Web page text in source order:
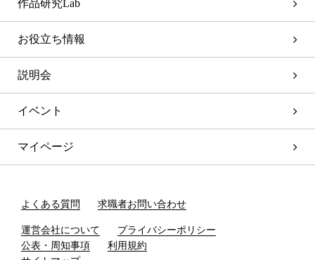
作品研究Lab
お役立ち情報
説明会
イベント
マイページ
よくある質問 求職者お問い合わせ
運営会社について
プライバシーポリシー
公表・周知事項
利用規約